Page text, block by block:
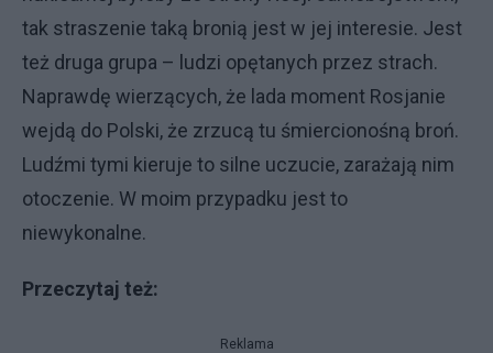
tak straszenie taką bronią jest w jej interesie. Jest
też druga grupa – ludzi opętanych przez strach.
Naprawdę wierzących, że lada moment Rosjanie
wejdą do Polski, że zrzucą tu śmiercionośną broń.
Ludźmi tymi kieruje to silne uczucie, zarażają nim
otoczenie. W moim przypadku jest to
niewykonalne.
Przeczytaj też:
Reklama